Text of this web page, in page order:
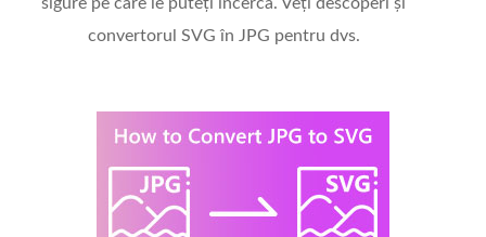
sigure pe care le puteți încerca. Veți descoperi și
convertorul SVG în JPG pentru dvs.